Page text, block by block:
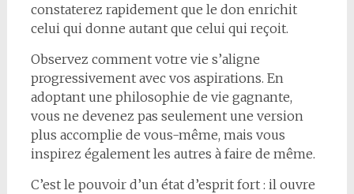
constaterez rapidement que le don enrichit
celui qui donne autant que celui qui reçoit.
Observez comment votre vie s’aligne
progressivement avec vos aspirations. En
adoptant une philosophie de vie gagnante,
vous ne devenez pas seulement une version
plus accomplie de vous-même, mais vous
inspirez également les autres à faire de même.
C’est le pouvoir d’un état d’esprit fort : il ouvre